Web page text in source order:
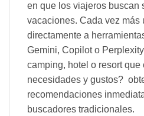
en que los viajeros buscan
vacaciones. Cada vez más
directamente a
Gemini, Copilot o
camping, hotel o resort que
necesidades y gustos?
recomendaciones
buscadores tradicionales.